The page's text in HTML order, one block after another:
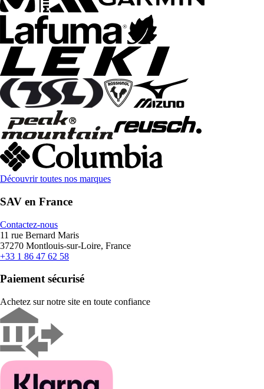
Découvrir toutes nos marques
SAV en France
Contactez-nous
11 rue Bernard Maris
37270 Montlouis-sur-Loire, France
+33 1 86 47 62 58
Paiement sécurisé
Achetez sur notre site en toute confiance